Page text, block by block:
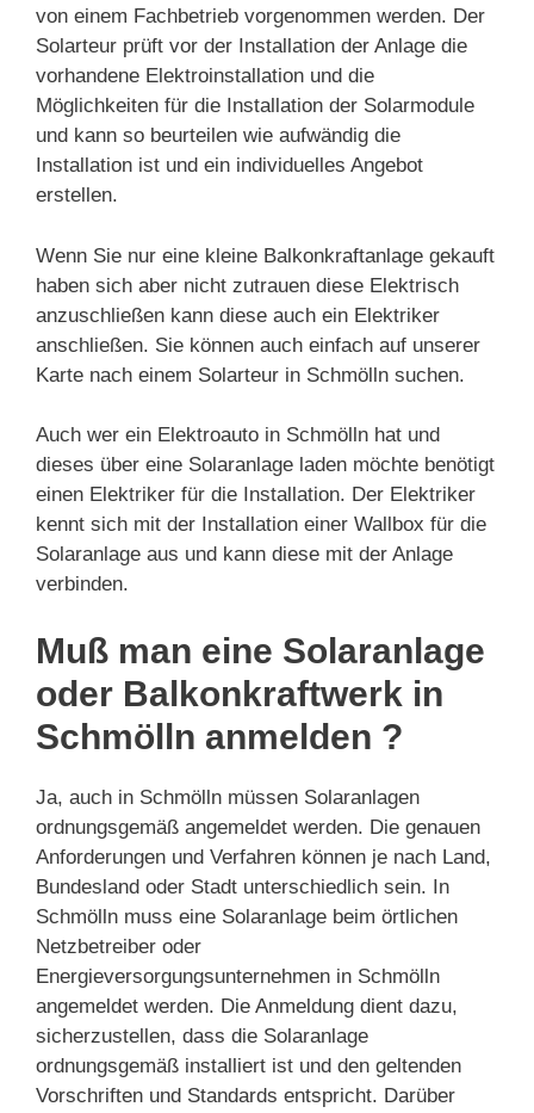
von einem Fachbetrieb vorgenommen werden. Der
Solarteur prüft vor der Installation der Anlage die
vorhandene Elektroinstallation und die
Möglichkeiten für die Installation der Solarmodule
und kann so beurteilen wie aufwändig die
Installation ist und ein individuelles Angebot
erstellen.
Wenn Sie nur eine kleine Balkonkraftanlage gekauft
haben sich aber nicht zutrauen diese Elektrisch
anzuschließen kann diese auch ein Elektriker
anschließen. Sie können auch einfach auf unserer
Karte nach einem Solarteur in Schmölln suchen.
Auch wer ein Elektroauto in Schmölln hat und
dieses über eine Solaranlage laden möchte benötigt
einen Elektriker für die Installation. Der Elektriker
kennt sich mit der Installation einer Wallbox für die
Solaranlage aus und kann diese mit der Anlage
verbinden.
Muß man eine Solaranlage
oder Balkonkraftwerk in
Schmölln anmelden ?
Ja, auch in Schmölln müssen Solaranlagen
ordnungsgemäß angemeldet werden. Die genauen
Anforderungen und Verfahren können je nach Land,
Bundesland oder Stadt unterschiedlich sein. In
Schmölln muss eine Solaranlage beim örtlichen
Netzbetreiber oder
Energieversorgungsunternehmen in Schmölln
angemeldet werden. Die Anmeldung dient dazu,
sicherzustellen, dass die Solaranlage
ordnungsgemäß installiert ist und den geltenden
Vorschriften und Standards entspricht. Darüber